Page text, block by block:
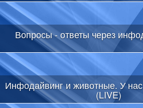
Вопросы - ответы через
Инфодайвинг и животные. У
(LIVE)